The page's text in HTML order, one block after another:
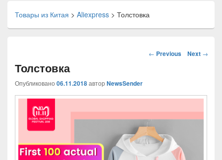
Товары из Китая > Aliexpress > Толстовка
Навигация
← Previous Next →
Толстовка
Опубликовано 06.11.2018автор NewsSender